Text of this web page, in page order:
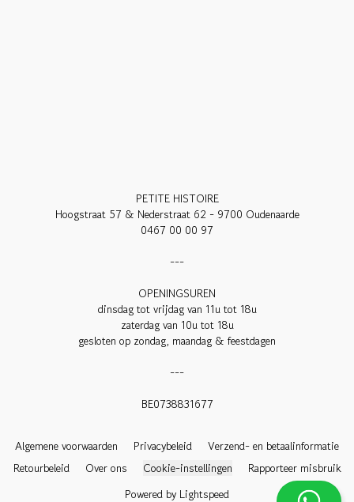
PETITE HISTOIRE
Hoogstraat 57 & Nederstraat 62 - 9700 Oudenaarde
0467 00 00 97
---
OPENINGSUREN
dinsdag tot vrijdag van 11u tot 18u
zaterdag van 10u tot 18u
gesloten op zondag, maandag & feestdagen
---
BE0738831677
Algemene voorwaarden Privacybeleid
Verzend- en betaalinformatie
Retourbeleid
Over ons Cookie-instellingen
Rapporteer misbruik
Powered by Lightspeed